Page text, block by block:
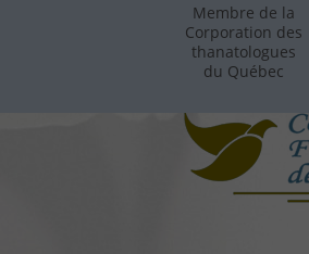
Membre de la
Corporation des
thanatologues
du Québec